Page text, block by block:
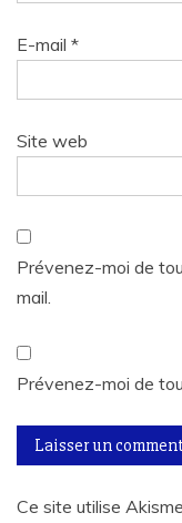
E-mail *
Site web
Prévenez-moi de
mail.
Prévenez-moi de
Ce site utilise